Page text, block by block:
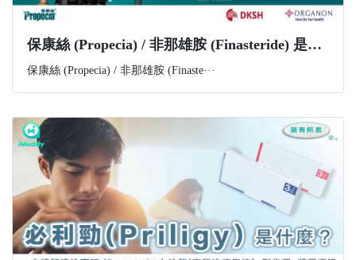
​保康絲 (Propecia) / 非那雄胺 (Finasteride) 是什麼？功效、副作用與購買資訊一文講解
保康絲 (Propecia) / 非那雄胺 (Finaste···